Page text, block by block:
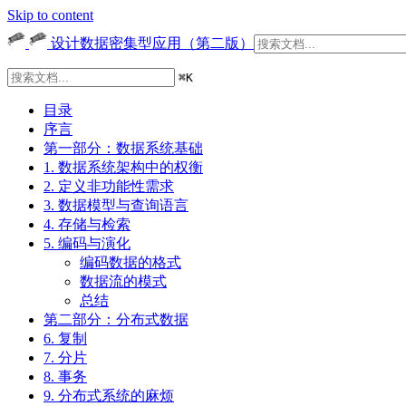
Skip to content
设计数据密集型应用（第二版）
⌘K
目录
序言
第一部分：数据系统基础
1. 数据系统架构中的权衡
2. 定义非功能性需求
3. 数据模型与查询语言
4. 存储与检索
5. 编码与演化
编码数据的格式
数据流的模式
总结
第二部分：分布式数据
6. 复制
7. 分片
8. 事务
9. 分布式系统的麻烦